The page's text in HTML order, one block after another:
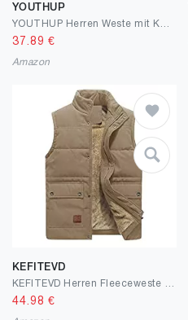
YOUTHUP
37.89 €
Amazon
KEFITEVD
44.98 €